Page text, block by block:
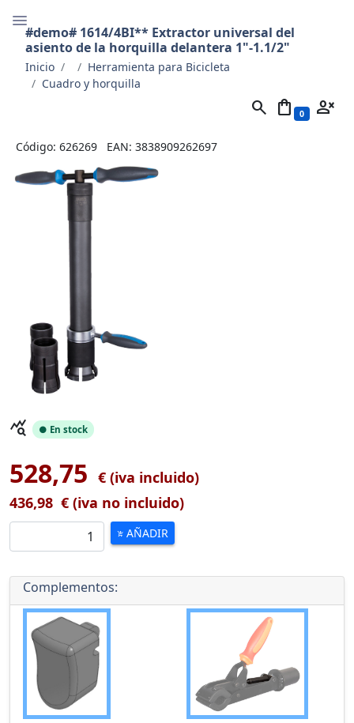
#demo# 1614/4BI** Extractor universal del
asiento de la horquilla delantera 1"-1.1/2"
Inicio
Herramienta para Bicicleta
Cuadro y horquilla
search shopping_bag 0 person_cancel
Código: 626269 EAN: 3838909262697
● En stock
query_stats
528,75 € (iva incluido)
436,98 € (iva no incluido)
add_shopping_cart AÑADIR
Complementos: